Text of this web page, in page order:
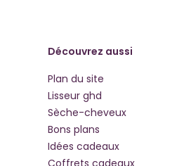
Découvrez aussi
Plan du site
Lisseur ghd
Sèche-cheveux
Bons plans
Idées cadeaux
Coffrets cadeaux